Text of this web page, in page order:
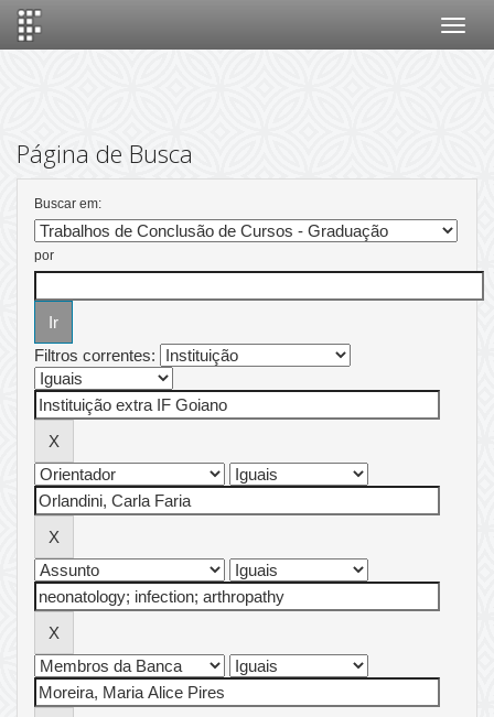
Página de Busca
Buscar em:
por
Filtros correntes: